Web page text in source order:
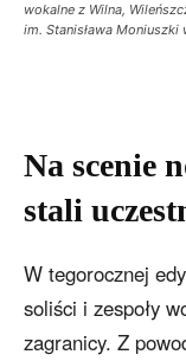
wokalne z Wilna,
im. Stanisława Moniuszki
Na scenie
stali
W tegorocznej
soliści i zespoły
zagranicy. Z